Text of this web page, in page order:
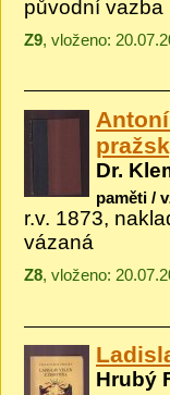
původní vazba
Z9, vloženo:
Dr.
paměti /
r.v. 1873,
vázaná
Z8, vloženo:
Hrubý